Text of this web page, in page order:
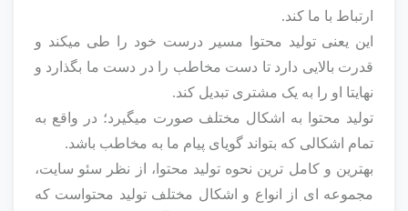
ارتباط با ما کند.
این یعنی تولید محتوا مسیر درست خود را طی میکند و
قدرت بالایی دارد تا دست مخاطب را در دست ما بگذارد و
نهایتا او را به یک مشتری تبدیل کند.
تولید محتوا به اشکال مختلف صورت میگیرد؛ در واقع به
تمام اشکالی که بتواند گویای پیام ما به مخاطب باشد.
بهترین و کامل ترین نحوه تولید محتوا، از نظر سئو سایت،
مجموعه ای از انواع و اشکال مختلف تولید محتواست که